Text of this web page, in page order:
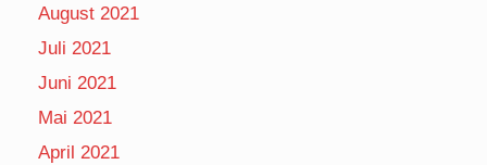
August 2021
Juli 2021
Juni 2021
Mai 2021
April 2021